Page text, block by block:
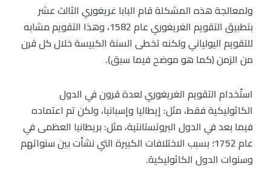
ولمعالجة هذه المشكلة قام البابا غريغوري الثالث عشر
بتطبيق التقويم الغريغوري عام 1582، وهذا التقويم مشابه
للتقويم اليولياني ولكنه تخطى السنة الكبيسة خلال كل قرن
من الزمن (كما هو موضح فيما سبق).
استُخدام التقويم الغريغوري لعدة قرون في الدول
الكاثوليكية فقط، مثل: إيطاليا وإسبانيا، ولكن تم اعتماده
فيما بعد في الدول البروتستانتية، مثل: بريطانيا العظمى في
عام 1752؛ بسبب الاختلافات الكبيرة التي نشأت بين سنواتهم
وسنوات الدول الكاثوليكية.